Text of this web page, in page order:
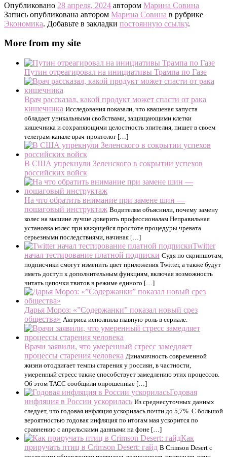
Опубликовано 28 апреля, 2024 автором Марина Совина
Запись опубликована автором Марина Совина в рубрике
Экономика. Добавьте в закладки постоянную ссылку.
More from my site
Путин отреагировал на инициативы Трампа по Газе
Врач рассказал, какой продукт может спасти от рака
кишечника Исследования показали, что квашеная капуста
обладает уникальными свойствами, защищающими клетки
кишечника и сохраняющими целостность эпителия, пишет в своем
телеграм-канале врач-проктолог […]
В США упрекнули Зеленского в сокрытии успехов
российских войск
На что обратить внимание при замене шин —
пошаговый инструктаж Водителям объяснили, почему замену
колес на машине лучше доверить профессионалам Неправильная
установка колес при кажущейся простоте процедуры чревата
серьезными последствиями, начиная […]
Twitter
начал тестирование платной подписки Судя по скриншотам,
подписчики смогут изменить цвет приложения Twitter, а также будут
иметь доступ к дополнительным функциям, включая возможность
читать цепочки твитов в режиме единого […]
Дарья Мороз: «”Содержанки” показал новый срез
общества» Актриса исполнила главную роль в сериале.
Врачи заявили, что умеренный стресс замедляет
процессы старения человека Динамичность современной
жизни отодвигает темпы старения у россиян, в частности,
умеренный стресс также способствует замедлению этих процессов.
Об этом ТАСС сообщили опрошенные […]
Годовая
инфляция в России ускорилась Из среднесуточных данных
следует, что годовая инфляция ускорилась почти до 5,7%. С большой
вероятностью годовая инфляция по итогам мая ускорится по
сравнению с апрельскими данными на фоне […]
Как
приручать птиц в Crimson Desert: гайд В Crimson Desert с